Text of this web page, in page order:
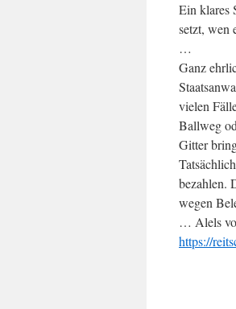
Ein klares
setzt, wen
…
Ganz
vielen
Ballweg
Gitter
bezahlen.
wegen
… Alels
https://